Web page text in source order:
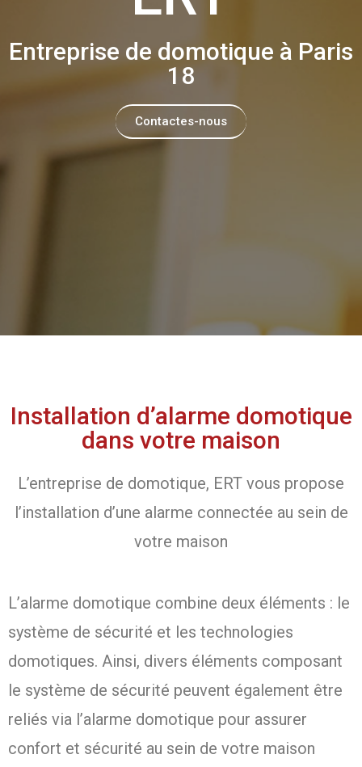
Entreprise de domotique à Paris
18
Contactes-nous
Installation d’alarme domotique
dans votre maison
L’entreprise de domotique, ERT vous propose
l’installation d’une alarme connectée au sein de
votre maison
L’alarme domotique combine deux éléments : le
système de sécurité et les technologies
domotiques. Ainsi, divers éléments composant
le système de sécurité peuvent également être
reliés via l’alarme domotique pour assurer
confort et sécurité au sein de votre maison